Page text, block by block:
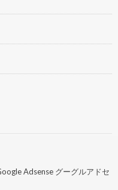
Adsense グーグルアドセ